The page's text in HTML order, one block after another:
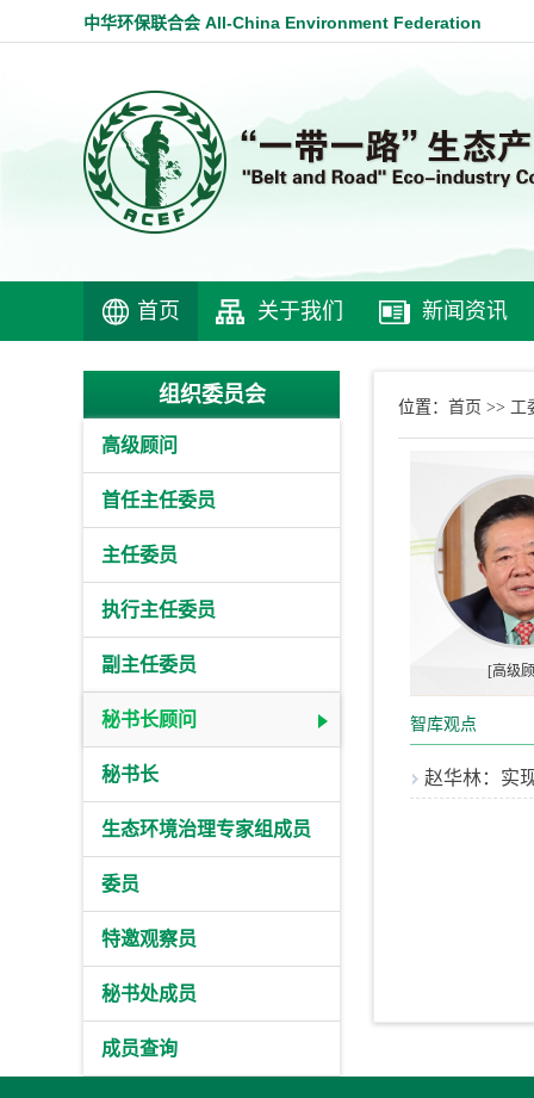
中华环保联合会 All-China Environment Federation
首页 关于我们 新闻资讯
组织委员会
高级顾问
首任主任委员
主任委员
执行主任委员
副主任委员
秘书长顾问
秘书长
生态环境治理专家组成员
委员
特邀观察员
秘书处成员
成员查询
位置： 首页 >> 工
[高级
智库观点
赵华林：实